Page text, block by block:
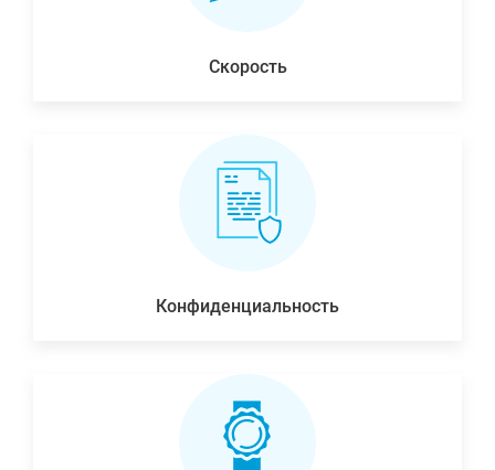
Скорость
Конфиденциальность